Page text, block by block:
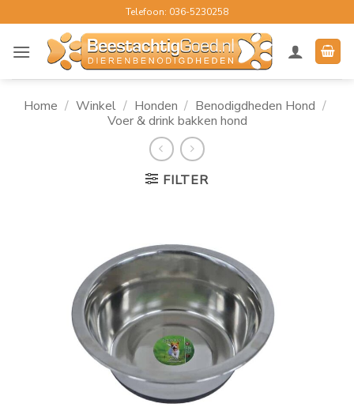
naar
inhoud
Telefoon: 036-5230258
Home / Winkel / Honden / Benodigdheden Hond /
Voer & drink bakken hond
FILTER